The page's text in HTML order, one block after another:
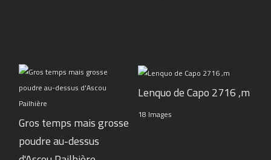
Gros temps mais grosse
poudre au-dessus
Lenquo de Capo 2716 ,m
18 Images